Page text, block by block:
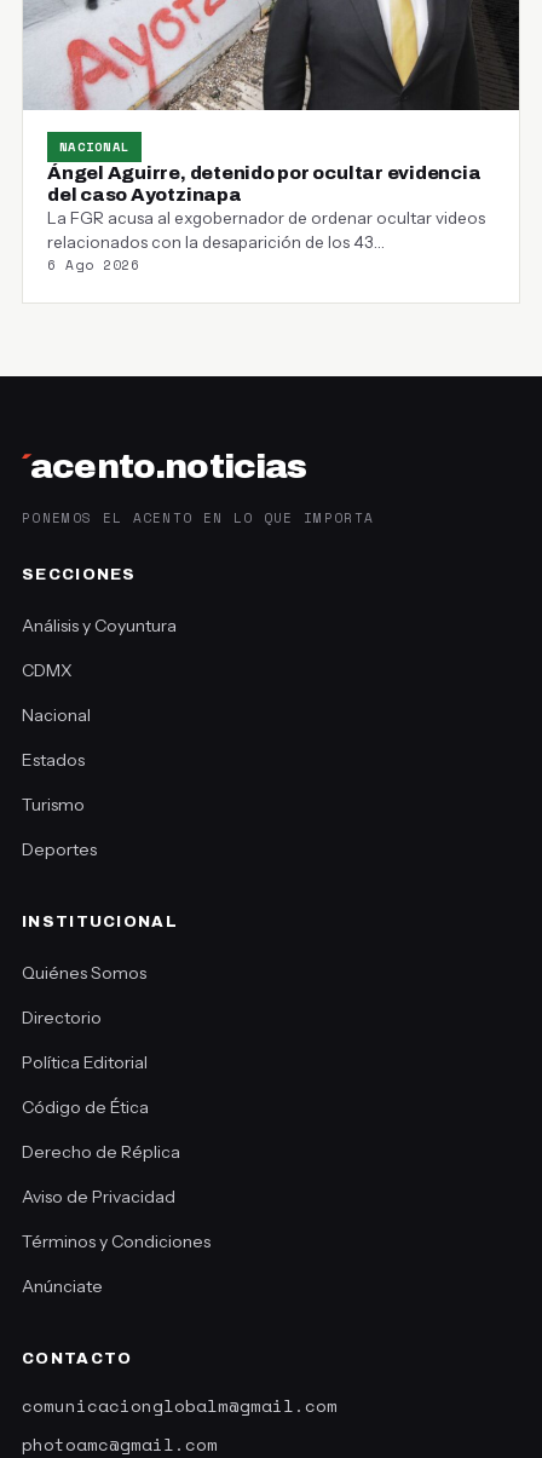
NACIONAL
Ángel Aguirre, detenido por ocultar evidencia
del caso Ayotzinapa
La FGR acusa al exgobernador de ordenar ocultar videos
relacionados con la desaparición de los 43…
6 Ago 2026
´acento.noticias
PONEMOS EL ACENTO EN LO QUE IMPORTA
SECCIONES
Análisis y Coyuntura
CDMX
Nacional
Estados
Turismo
Deportes
INSTITUCIONAL
Quiénes Somos
Directorio
Política Editorial
Código de Ética
Derecho de Réplica
Aviso de Privacidad
Términos y Condiciones
Anúnciate
CONTACTO
comunicacionglobalm@gmail.com
photoamc@gmail.com